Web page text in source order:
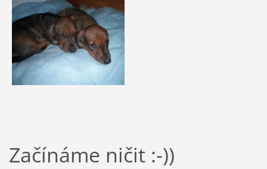
Začínáme ničit :-))